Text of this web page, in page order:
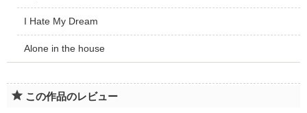
I Hate My Dream
Alone in the house
この作品のレビュー